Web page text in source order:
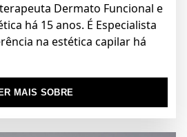
Dermato Funcional e
há 15 anos. É Especialista
na estética capilar há
MAIS SOBRE